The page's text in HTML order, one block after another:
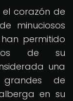
el corazón de
minuciosos
permitido
de su
una
de
en su